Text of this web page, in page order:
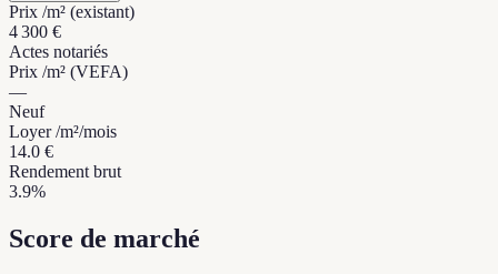
Prix /m² (existant)
4 300 €
Actes notariés
Prix /m² (VEFA)
—
Neuf
Loyer /m²/mois
14.0 €
Rendement brut
3.9%
Score de marché